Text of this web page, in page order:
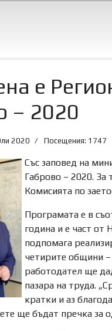
е
– 2020
2020 Посещения: 1747
Със заповед на
Габрово – 2020. За
Комисията по
Програмата е в
година и е част от
подпомага
четирите общини –
работодател ще
пазара на труда.
кратки и аз
ще бъдат пречка за